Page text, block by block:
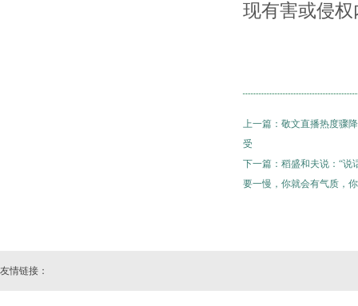
现有害或侵
上一篇： 敬文直播热度骤
受
下一篇： 稻盛和夫说：“说
要一慢，你就会有气质，
友情链接：